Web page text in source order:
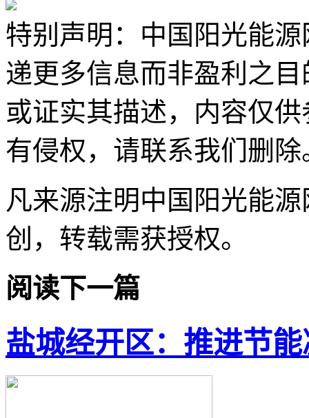
特别声明：中国阳光能
递更多信息而非盈利之
或证实其描述，内容仅
有侵权，请联系我们删除
凡来源注明中国阳光能
创，转载需获授权。
阅读下一篇
盐城经开区：推进节